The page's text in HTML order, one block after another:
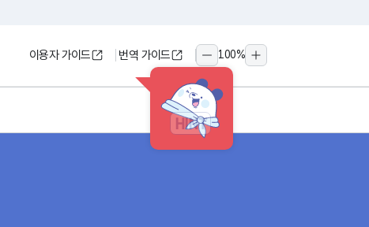
HINT
이용자 가이드 번역 가이드
축소
100%
확대